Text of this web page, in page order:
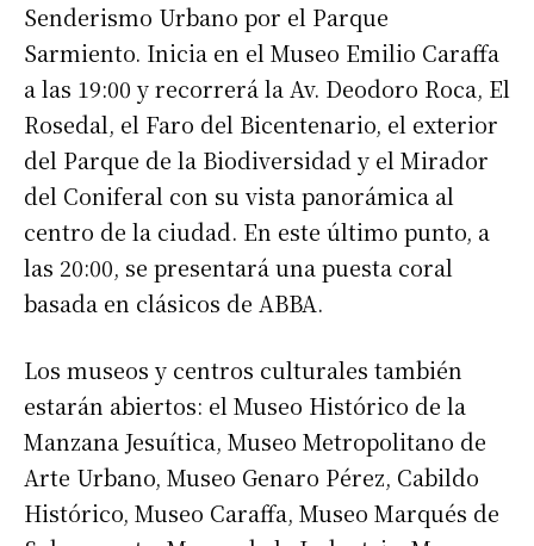
Senderismo Urbano por el Parque
Sarmiento. Inicia en el Museo Emilio Caraffa
a las 19:00 y recorrerá la Av. Deodoro Roca, El
Rosedal, el Faro del Bicentenario, el exterior
del Parque de la Biodiversidad y el Mirador
del Coniferal con su vista panorámica al
centro de la ciudad. En este último punto, a
las 20:00, se presentará una puesta coral
basada en clásicos de ABBA.
Los museos y centros culturales también
estarán abiertos: el Museo Histórico de la
Manzana Jesuítica, Museo Metropolitano de
Arte Urbano, Museo Genaro Pérez, Cabildo
Histórico, Museo Caraffa, Museo Marqués de